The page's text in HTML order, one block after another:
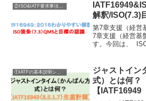
②ISO&IATF要求事項内容説明
解釈/ISO(7.3)
第7章支援（経
7章支援（経営
す。今回は、
ISO7.1.2人々（必
ジャストイン
式）とは何？
【IATF16949